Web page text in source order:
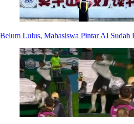
Belum Lulus, Mahasiswa Pintar AI Sudah